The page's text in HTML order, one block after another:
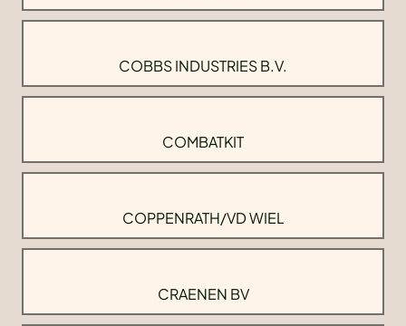
COBBS INDUSTRIES B.V.
COMBATKIT
COPPENRATH/VD WIEL
CRAENEN BV